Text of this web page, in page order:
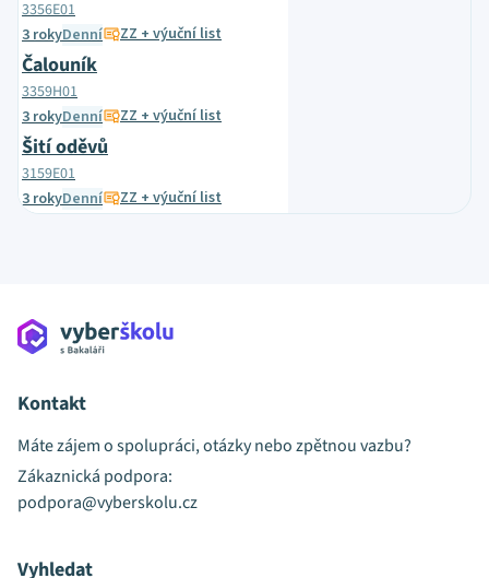
3356E01
3 rokyDenní ZZ + výuční list
Čalouník
3359H01
3 rokyDenní ZZ + výuční list
Šití oděvů
3159E01
3 rokyDenní ZZ + výuční list
Kontakt
Máte zájem o spolupráci, otázky nebo zpětnou vazbu?
Zákaznická podpora:
podpora@vyberskolu.cz
Vyhledat